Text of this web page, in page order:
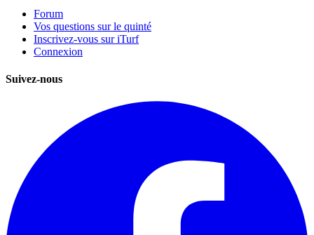
Forum
Vos questions sur le quinté
Inscrivez-vous sur iTurf
Connexion
Suivez-nous